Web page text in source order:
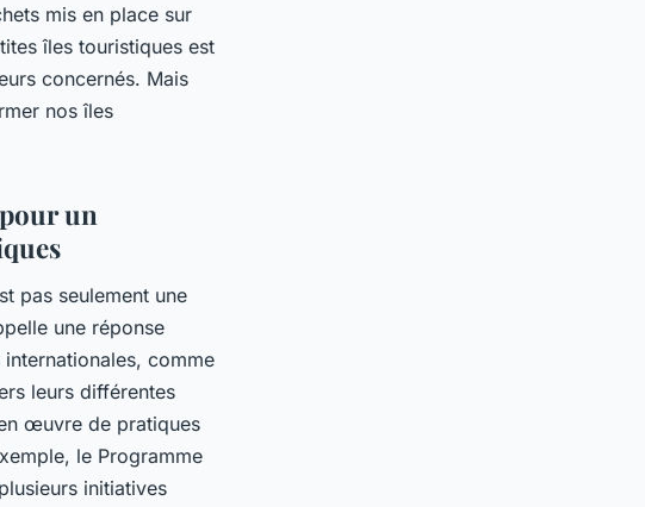
mis en place sur
îles touristiques est
concernés. Mais
nos îles
un
pas seulement une
une réponse
comme
leurs différentes
œuvre de pratiques
le Programme
initiatives